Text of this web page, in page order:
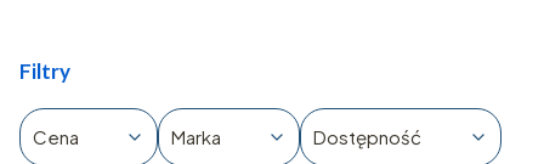
Filtry
Cena Marka Dostępność